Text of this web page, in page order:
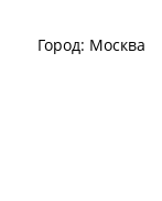
Город: Москва